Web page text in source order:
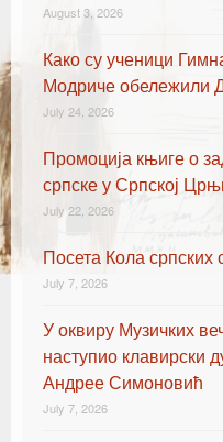
August 3, 2026
Како су ученици
Модриче обележили
July 24, 2026
Промоција књиге о
српске у Српској
July 22, 2026
Посета Кола српских
July 7, 2026
У оквиру Музичких
наступио клавирски
Андрее Симоновић
July 7, 2026